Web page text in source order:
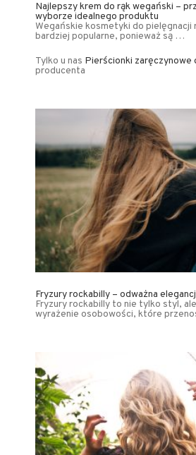
Najlepszy krem do rąk wegański –
wyborze idealnego produktu
Wegańskie kosmetyki do pielęgnacji
bardziej popularne, ponieważ są …
Tylko u nas Pierścionki zaręczynowe
producenta
Fryzury rockabilly – odważna
Fryzury rockabilly to nie tylko styl,
wyrażenie osobowości, które